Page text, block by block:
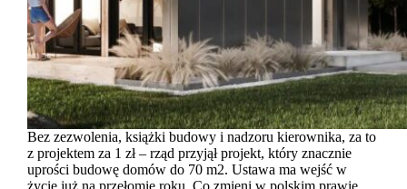
Bez zezwolenia, książki budowy i nadzoru kierownika, za to
z projektem za 1 zł – rząd przyjął projekt, który znacznie
uprości budowę domów do 70 m2. Ustawa ma wejść w
życie już na przełomie roku. Co zmieni w polskim prawie…